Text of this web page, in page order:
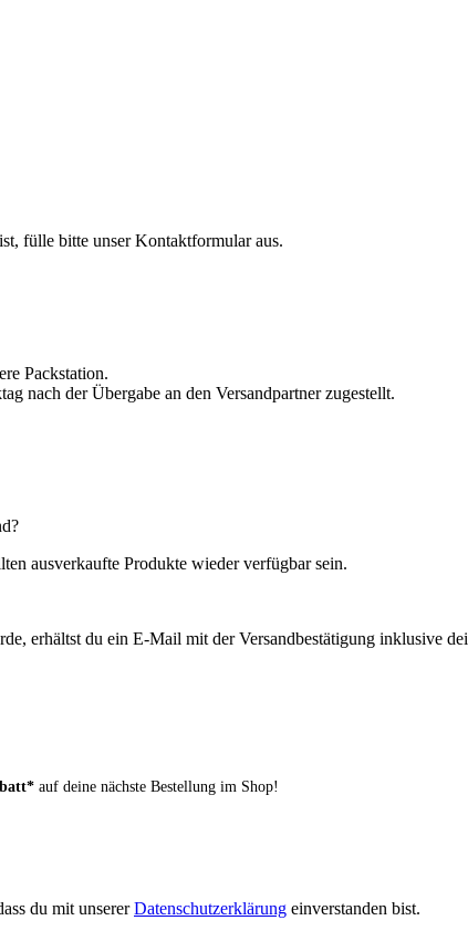
fülle bitte unser Kontaktformular aus.
Packstation.
nach der Übergabe an den Versandpartner zugestellt.
ausverkaufte Produkte wieder verfügbar sein.
erhältst du ein E-Mail mit der Versandbestätigung inklusive
auf deine nächste Bestellung im Shop!
du mit unsererDatenschutzerklärung einverstanden bist.